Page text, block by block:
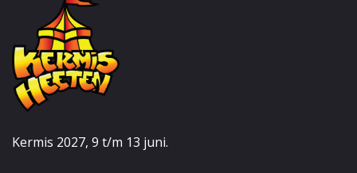
Kermis 2027, 9 t/m 13 juni.